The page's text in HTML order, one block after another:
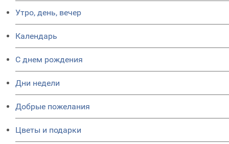
Утро, день, вечер
Календарь
C днем рождения
Дни недели
Добрые пожелания
Цветы и подарки